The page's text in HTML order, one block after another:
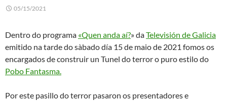
05/15/2021
Dentro do programa «Quen anda aí?» daTelevisión de Galicia
emitido na tarde do sàbado día 15 de maio de 2021 fomos os
encargados de construir un Tunel do terror o puro estilo do
Pobo Fantasma.
Por este pasillo do terror pasaron os presentadores e